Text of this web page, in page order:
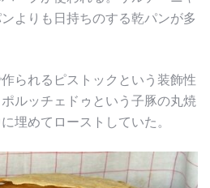
よりも日持ちのする乾パンが多
られるピストックという装飾性
ルッチェドゥという子豚の丸焼
埋めてローストしていた。